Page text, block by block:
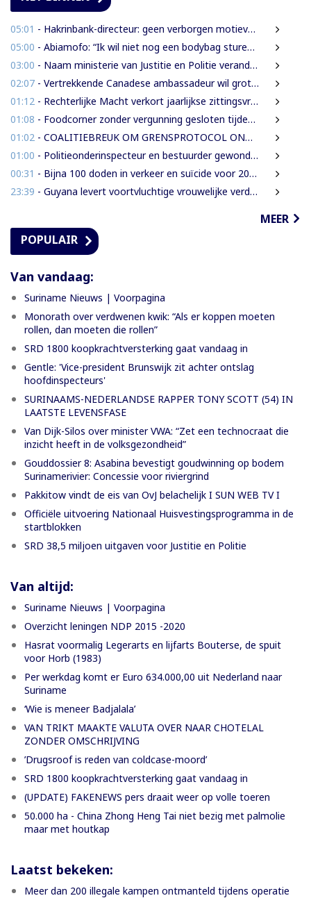
05:01 - Hakrinbank-directeur: geen verborgen motieven bij verkoop DSB-belang
05:00 - Abiamofo: “Ik wil niet nog een bodybag sturen naar dat gebied”
03:00 - Naam ministerie van Justitie en Politie verandert naar Justitie en Veiligheid
02:07 - Vertrekkende Canadese ambassadeur wil grotere rol voor Canada in Suriname
01:12 - Rechterlijke Macht verkort jaarlijkse zittingsvrije periode naar één maand
01:08 - Foodcorner zonder vergunning gesloten tijdens derde dag integrale controles
01:02 - COALITIEBREUK OM GRENSPROTOCOL ONWAARSCHIJNLIJK
01:00 - Politieonderinspecteur en bestuurder gewond nadat auto over de kop slaat
00:31 - Bijna 100 doden in verkeer en suïcide voor 2026 is veel te veel’, zegt Lau
23:39 - Guyana levert voortvluchtige vrouwelijke verdachte in mensenhandel uit aan Suriname
MEER
POPULAIR
Van vandaag:
Suriname Nieuws | Voorpagina
Monorath over verdwenen kwik: “Als er koppen moeten
rollen, dan moeten die rollen”
SRD 1800 koopkrachtversterking gaat vandaag in
Gentle: 'Vice-president Brunswijk zit achter ontslag
hoofdinspecteurs'
SURINAAMS-NEDERLANDSE RAPPER TONY SCOTT (54) IN
LAATSTE LEVENSFASE
Van Dijk-Silos over minister VWA: “Zet een technocraat die
inzicht heeft in de volksgezondheid”
Gouddossier 8: Asabina bevestigt goudwinning op bodem
Surinamerivier: Concessie voor riviergrind
Pakkitow vindt de eis van OvJ belachelijk I SUN WEB TV I
Officiële uitvoering Nationaal Huisvestingsprogramma in de
startblokken
SRD 38,5 miljoen uitgaven voor Justitie en Politie
Van altijd:
Suriname Nieuws | Voorpagina
Overzicht leningen NDP 2015 -2020
Hasrat voormalig Legerarts en lijfarts Bouterse, de spuit
voor Horb (1983)
Per werkdag komt er Euro 634.000,00 uit Nederland naar
Suriname
‘Wie is meneer Badjalala’
VAN TRIKT MAAKTE VALUTA OVER NAAR CHOTELAL
ZONDER OMSCHRIJVING
’Drugsroof is reden van coldcase-moord’
SRD 1800 koopkrachtversterking gaat vandaag in
(UPDATE) FAKENEWS pers draait weer op volle toeren
50.000 ha - China Zhong Heng Tai niet bezig met palmolie
maar met houtkap
Laatst bekeken:
Meer dan 200 illegale kampen ontmanteld tijdens operatie